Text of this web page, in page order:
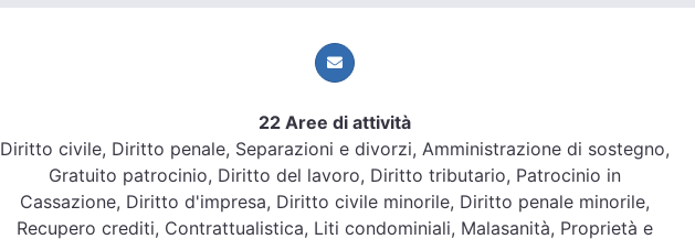
22 Aree di attività
Diritto civile, Diritto penale, Separazioni e divorzi, Amministrazione di sostegno,
Gratuito patrocinio, Diritto del lavoro, Diritto tributario, Patrocinio in
Cassazione, Diritto d'impresa, Diritto civile minorile, Diritto penale minorile,
Recupero crediti, Contrattualistica, Liti condominiali, Malasanità, Proprietà e